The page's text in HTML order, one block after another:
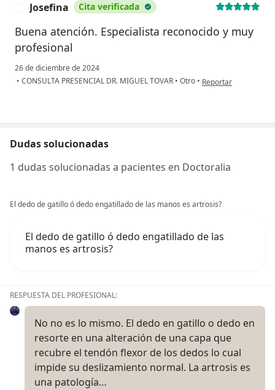
Josefina Cita verificada
Buena atención. Especialista reconocido y muy
profesional
26 de diciembre de 2024
• CONSULTA PRESENCIAL DR. MIGUEL TOVAR • Otro • en opinión del
Reportar
Dudas solucionadas
1 dudas solucionadas a pacientes en Doctoralia
El dedo de gatillo ó dedo engatillado de las manos es artrosis?
El dedo de gatillo ó dedo engatillado de las
manos es artrosis?
RESPUESTA DEL PROFESIONAL:
No no es lo mismo. El dedo en gatillo o dedo en
resorte en una alteración de una capa que
recubre el tendón flexor de los dedos lo cual
impide su deslizamiento normal. La artrosis es
una patología…